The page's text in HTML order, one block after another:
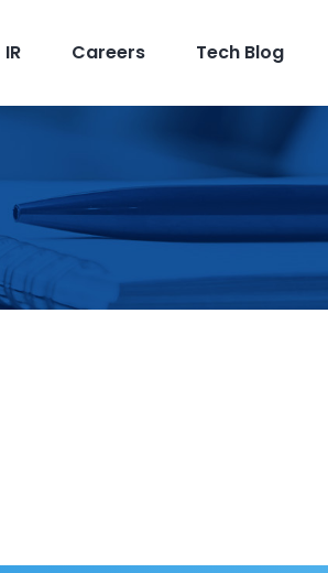
IR Careers Tech Blog